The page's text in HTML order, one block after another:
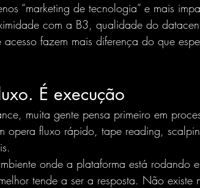
“marketing de tecnologia” e mais
com a B3, qualidade do
fazem mais diferença do que
É execução
muita gente pensa primeiro em
opera fluxo rápido, tape reading,
onde a plataforma está rodando
tende a ser a resposta. Não existe